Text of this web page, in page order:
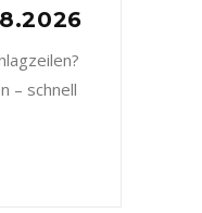
– schnell